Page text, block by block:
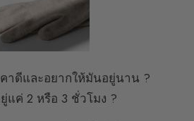
าดีและอยากให้มันอยู่นาน ?
แค่ 2 หรือ 3 ชั่วโมง ?